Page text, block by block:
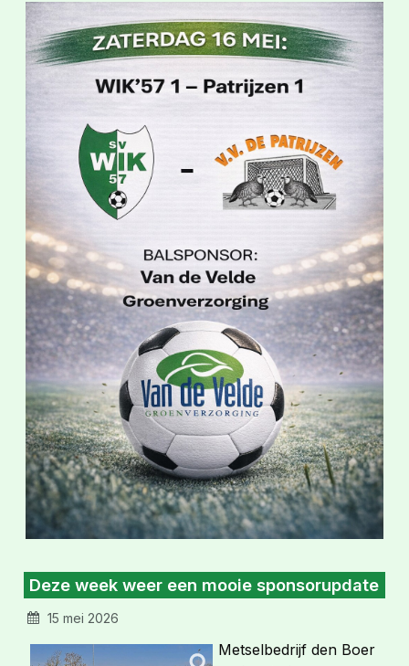
Deze week weer een mooie sponsorupdate
15 mei 2026
Metselbedrijf den Boer